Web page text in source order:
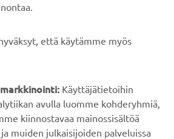
että käytämme myös
Käyttäjätietoihin
avulla luomme kohderyhmiä,
kiinnostavaa mainossisältöä
muiden julkaisijoiden palveluissa